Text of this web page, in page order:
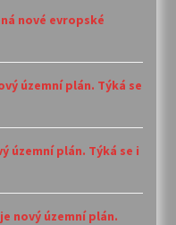
nové evropské
územní plán. Týká se
územní plán. Týká se i
nový územní plán.